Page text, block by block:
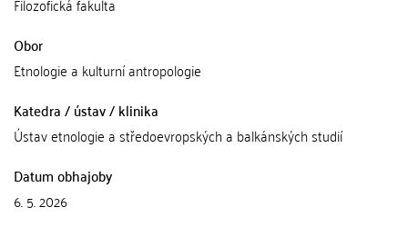
Obor
Etnologie a kulturní antropologie
Katedra / ústav / klinika
Ústav etnologie a středoevropských a balkánských studií
Datum obhajoby
6. 5. 2026